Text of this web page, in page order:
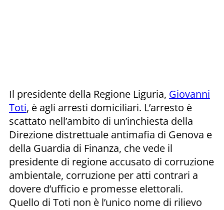
Il presidente della Regione Liguria, Giovanni
Toti, è agli arresti domiciliari. L’arresto è
scattato nell’ambito di un’inchiesta della
Direzione distrettuale antimafia di Genova e
della Guardia di Finanza, che vede il
presidente di regione accusato di corruzione
ambientale, corruzione per atti contrari a
dovere d’ufficio e promesse elettorali.
Quello di Toti non è l’unico nome di rilievo